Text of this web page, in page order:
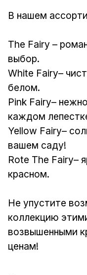
В нашем
The Fairy –
выбор.
White Fairy–
белом.
Pink Fairy–
каждом
Yellow Fairy–
вашем саду!
Rote The Fairy–
красном.
Не упустите
коллекцию
возвышенными
ценам!